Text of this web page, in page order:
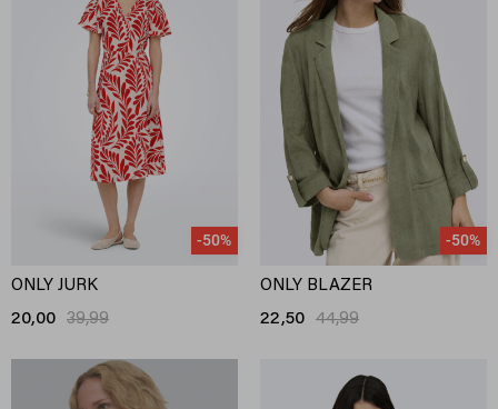
-50%
ONLY JURK
20,00 39,99
-50%
ONLY BLAZER
22,50 44,99